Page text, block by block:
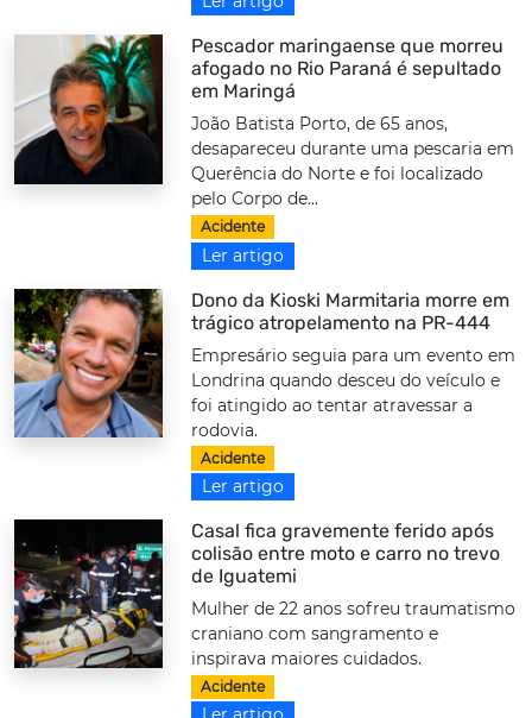
Pescador maringaense que morreu
afogado no Rio Paraná é sepultado
em Maringá
João Batista Porto, de 65 anos,
desapareceu durante uma pescaria em
Querência do Norte e foi localizado
pelo Corpo de...
Acidente
Ler artigo
Dono da Kioski Marmitaria morre em
trágico atropelamento na PR-444
Empresário seguia para um evento em
Londrina quando desceu do veículo e
foi atingido ao tentar atravessar a
rodovia.
Acidente
Ler artigo
Casal fica gravemente ferido após
colisão entre moto e carro no trevo
de Iguatemi
Mulher de 22 anos sofreu traumatismo
craniano com sangramento e
inspirava maiores cuidados.
Acidente